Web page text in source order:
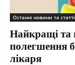
Останні новини та статті
Найкращі та
полегшення
лікаря